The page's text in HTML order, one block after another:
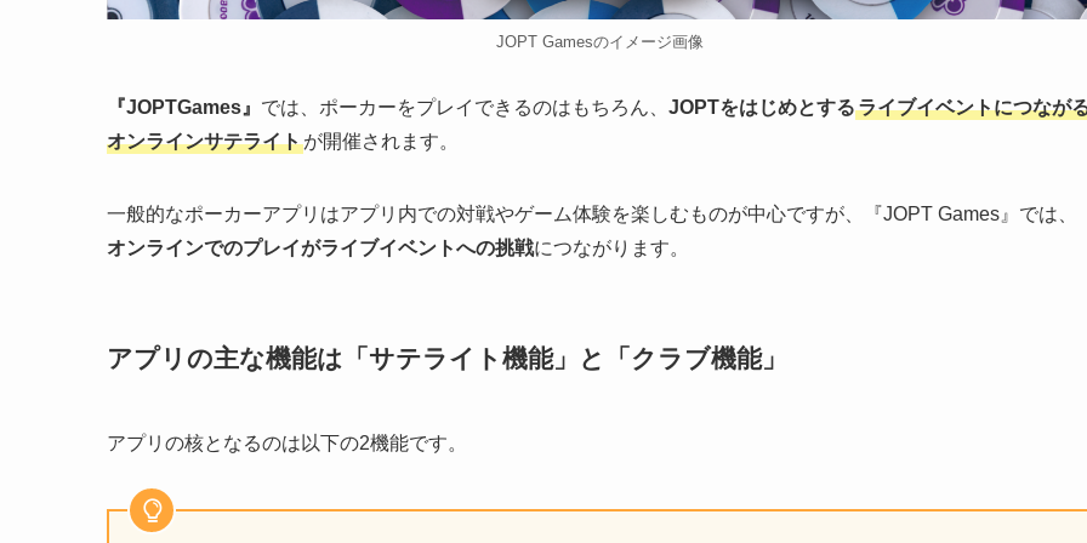
JOPT Gamesのイメージ画像
『JOPTGames』 では、ポーカーをプレイできるのはもちろん、 JOPTをはじめとするライブイベントにつなが
オンラインサテライトが開催されます。
一般的なポーカーアプリはアプリ内での対戦やゲーム体験を楽しむものが中心ですが、『JOPT Games』では、
オンラインでのプレイがライブイベントへの挑戦につながります。
アプリの主な機能は「サテライト機能」と 「クラブ機能」
アプリの核となるのは以下の2機能です。